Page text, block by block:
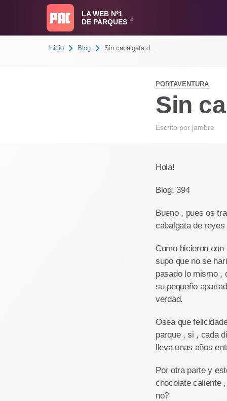
LA WEB Nº1
DE PARQUES
®
Inicio Blog Sin cabalgata d...
PORTAVENTURA
Sin
Escrito por jambre
Hola!
Blog: 394
Bueno , pues os
cabalgata de reyes
Como hicieron
supo que no se
pasado lo mismo ,
su pequeño
verdad.
Osea que
parque , si , cada
lleva unas años
Por otra parte y
chocolate caliente
no?